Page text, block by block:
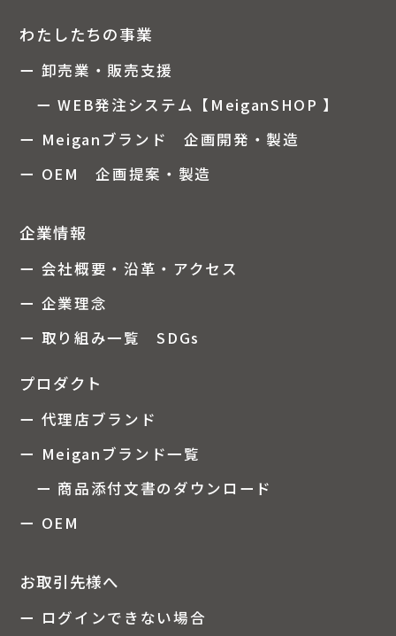
わたしたちの事業
ー 卸売業・販売支援
ー WEB発注システム【MeiganSHOP 】
ー Meiganブランド 企画開発・製造
ー OEM 企画提案・製造
企業情報
ー 会社概要・沿革・アクセス
ー 企業理念
ー 取り組み一覧 SDGs
プロダクト
ー 代理店ブランド
ー Meiganブランド一覧
ー 商品添付文書のダウンロード
ー OEM
お取引先様へ
ー ログインできない場合